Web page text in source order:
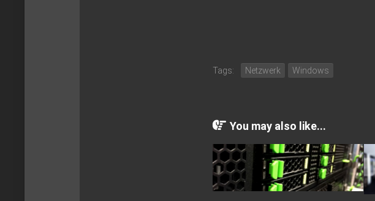
Tags: Netzwerk Windows
You may also like...